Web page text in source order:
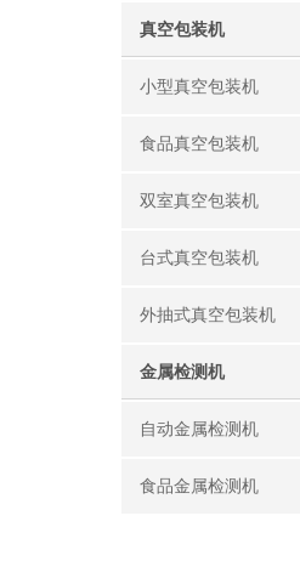
真空包装机
小型真空包装机
食品真空包装机
双室真空包装机
台式真空包装机
外抽式真空包装机
金属检测机
自动金属检测机
食品金属检测机